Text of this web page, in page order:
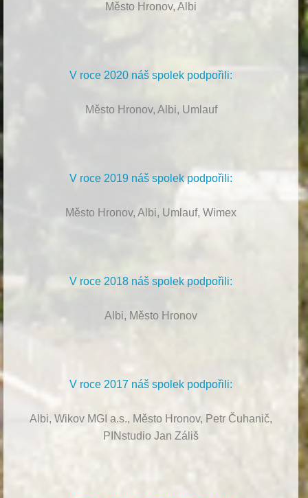
Město Hronov, Albi
V roce 2020 náš spolek podpořili:
Město Hronov, Albi, Umlauf
V roce 2019 náš spolek podpořili:
Město Hronov, Albi, Umlauf, Wimex
V roce 2018 náš spolek podpořili:
Albi, Město Hronov
V roce 2017 náš spolek podpořili:
Albi, Wikov MGI a.s., Město Hronov, Petr Čuhanič,
PINstudio Jan Záliš